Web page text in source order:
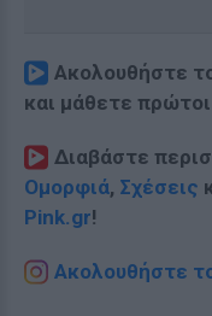
Ακολουθήστε
και μάθετε πρώτοι
Διαβάστε
Ομορφιά, Σχέσεις
Pink.gr!
Ακολουθήστε